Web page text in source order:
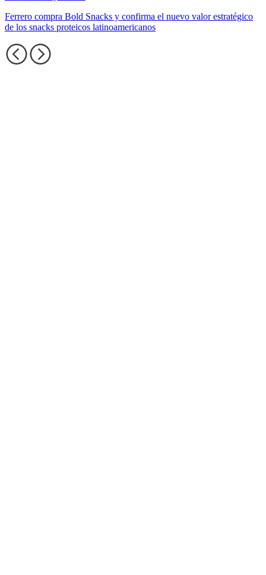
Ferrero compra Bold Snacks y confirma el nuevo valor estratégico
de los snacks proteicos latinoamericanos